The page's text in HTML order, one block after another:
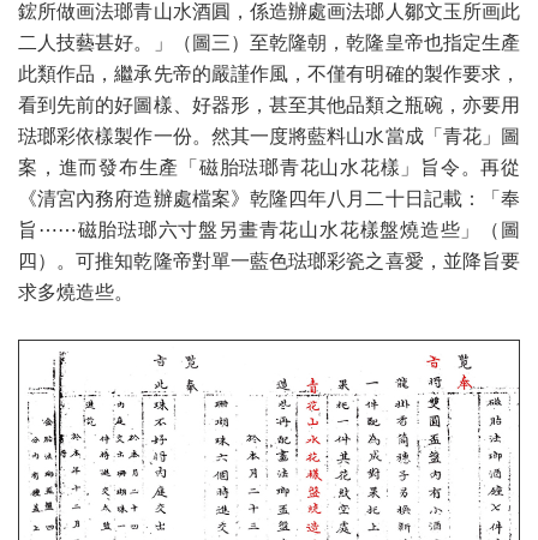
鋐所做画法瑯青山水酒圓，係造辦處画法瑯人鄒文玉所画此
二人技藝甚好。」（圖三）至乾隆朝，乾隆皇帝也指定生產
此類作品，繼承先帝的嚴謹作風，不僅有明確的製作要求，
看到先前的好圖樣、好器形，甚至其他品類之瓶碗，亦要用
琺瑯彩依樣製作一份。然其一度將藍料山水當成「青花」圖
案，進而發布生產「磁胎琺瑯青花山水花樣」旨令。再從
《清宮內務府造辦處檔案》乾隆四年八月二十日記載：「奉
旨⋯⋯磁胎琺瑯六寸盤另畫青花山水花樣盤燒造些」（圖
四）。可推知乾隆帝對單一藍色琺瑯彩瓷之喜愛，並降旨要
求多燒造些。